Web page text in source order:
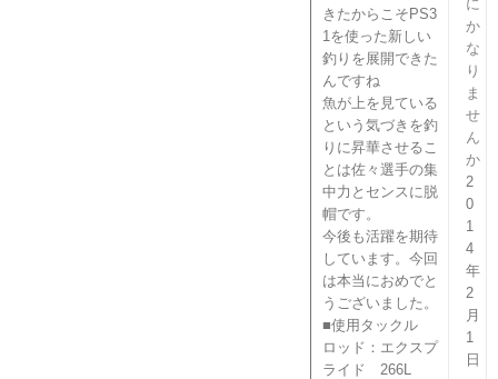
きたからこそPS3
1を使った新しい
釣りを展開できた
んですね
魚が上を見ている
という気づきを釣
りに昇華させるこ
とは佐々選手の集
中力とセンスに脱
帽です。
今後も活躍を期待
しています。今回
は本当におめでと
うございました。
■使用タックル
ロッド：エクスプ
ライド 266L
に
か
な
り
ま
せ
ん
か
2
0
1
4
年
2
月
1
日